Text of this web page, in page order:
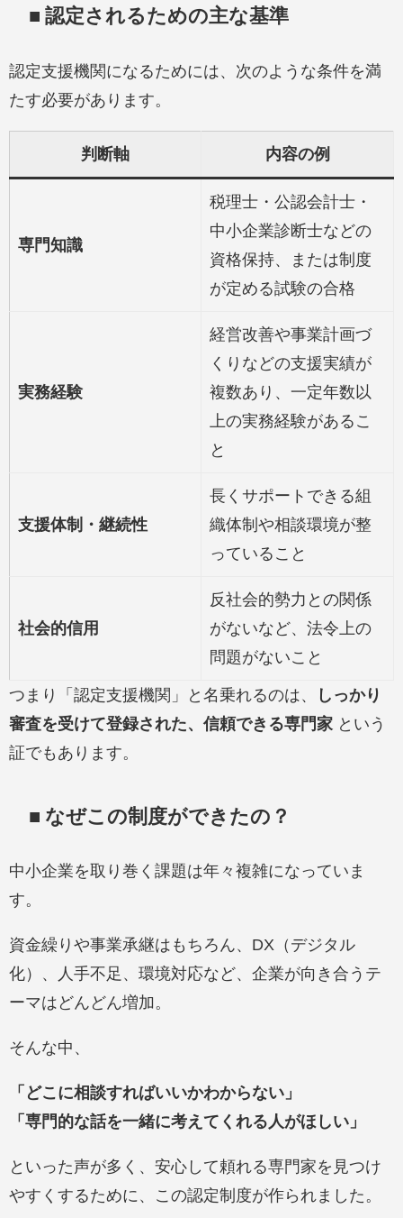
■ 認定されるための主な基準
認定支援機関になるためには、次のような条件を満
たす必要があります。
判断軸 内容の例
専門知識
税理士・公認会計士・
中小企業診断士などの
資格保持、または制度
が定める試験の合格
実務経験
経営改善や事業計画づ
くりなどの支援実績が
複数あり、一定年数以
上の実務経験があるこ
と
支援体制・継続性
長くサポートできる組
織体制や相談環境が整
っていること
社会的信用
反社会的勢力との関係
がないなど、法令上の
問題がないこと
つまり「認定支援機関」と名乗れるのは、
しっかり
審査を受けて登録された、信頼できる専門家 という
証でもあります。
■ なぜこの制度ができたの？
中小企業を取り巻く課題は年々複雑になっていま
す。
資金繰りや事業承継はもちろん、DX（デジタル
化）、人手不足、環境対応など、企業が向き合うテ
ーマはどんどん増加。
そんな中、
「どこに相談すればいいかわからない」
「専門的な話を一緒に考えてくれる人がほしい」
といった声が多く、安心して頼れる専門家を見つけ
やすくするために、この認定制度が作られました。